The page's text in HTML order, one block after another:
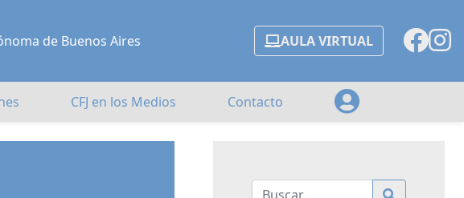
de Buenos Aires AULA VIRTUAL
CFJ en los Medios Contacto